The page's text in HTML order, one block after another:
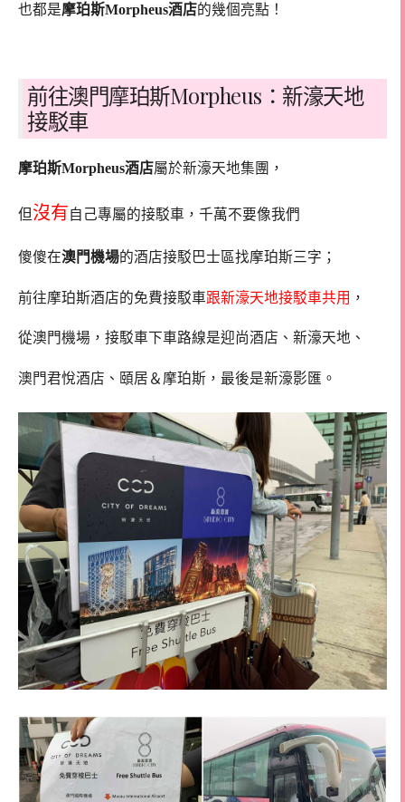
也都是摩珀斯Morpheus酒店的幾個亮點！
前往澳門摩珀斯Morpheus：新濠天地
接駁車
摩珀斯Morpheus酒店屬於新濠天地集團，
但沒有自己專屬的接駁車，千萬不要像我們
傻傻在澳門機場的酒店接駁巴士區找摩珀斯三字；
前往摩珀斯酒店的免費接駁車跟新濠天地接駁車共用 ，
從澳門機場，接駁車下車路線是迎尚酒店、新濠天地、
澳門君悅酒店、頤居＆摩珀斯，最後是新濠影匯。